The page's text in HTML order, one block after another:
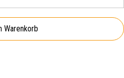
Warenkorb